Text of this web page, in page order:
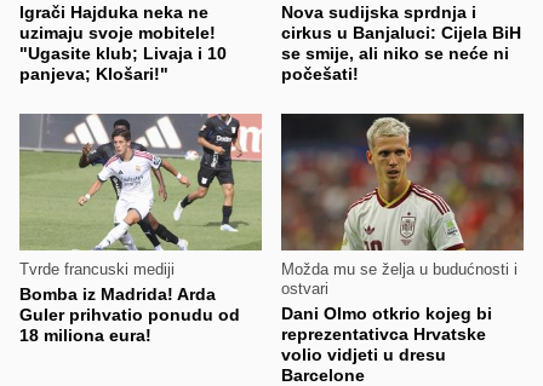
Igrači Hajduka neka ne
uzimaju svoje mobitele!
"Ugasite klub; Livaja i 10
panjeva; Klošari!"
Nova sudijska sprdnja i
cirkus u Banjaluci: Cijela BiH
se smije, ali niko se neće ni
počešati!
Tvrde francuski mediji
Bomba iz Madrida! Arda
Guler prihvatio ponudu od
18 miliona eura!
Možda mu se želja u budućnosti i
ostvari
Dani Olmo otkrio kojeg bi
reprezentativca Hrvatske
volio vidjeti u dresu
Barcelone